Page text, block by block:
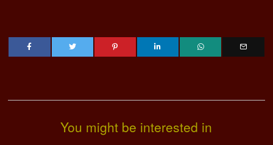
You might be interested in